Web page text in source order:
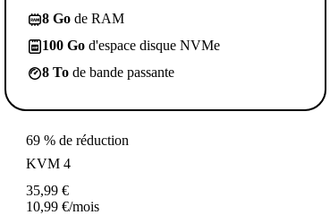
8 Go de RAM
100 Go d'espace disque NVMe
8 To de bande passante
69 % de réduction
KVM 4
35,99 €
10,99 €/mois